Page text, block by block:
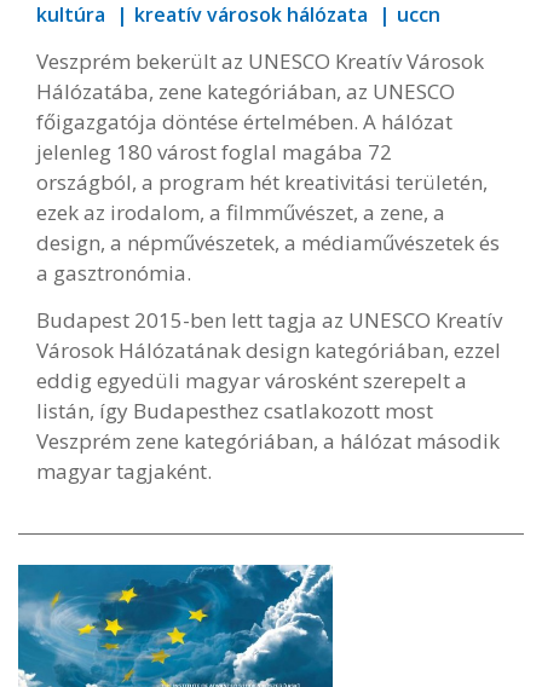
kultúra kreatív városok hálózata uccn
Veszprém bekerült az UNESCO Kreatív Városok
Hálózatába, zene kategóriában, az UNESCO
főigazgatója döntése értelmében. A hálózat
jelenleg 180 várost foglal magába 72
országból, a program hét kreativitási területén,
ezek az irodalom, a filmművészet, a zene, a
design, a népművészetek, a médiaművészetek és
a gasztronómia.
Budapest 2015-ben lett tagja az UNESCO Kreatív
Városok Hálózatának design kategóriában, ezzel
eddig egyedüli magyar városként szerepelt a
listán, így Budapesthez csatlakozott most
Veszprém zene kategóriában, a hálózat második
magyar tagjaként.